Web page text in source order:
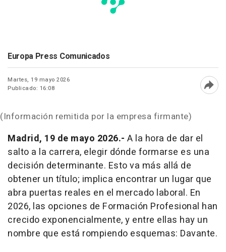
Europa Press Comunicados
Martes, 19 mayo 2026
Publicado: 16:08
(Información remitida por la empresa firmante)
Madrid, 19 de mayo 2026.- A la hora de dar el
salto a la carrera, elegir dónde formarse es una
decisión determinante. Esto va más allá de
obtener un título; implica encontrar un lugar que
abra puertas reales en el mercado laboral. En
2026, las opciones de Formación Profesional han
crecido exponencialmente, y entre ellas hay un
nombre que está rompiendo esquemas: Davante.